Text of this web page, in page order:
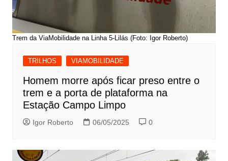
Trem da ViaMobilidade na Linha 5-Lilás (Foto: Igor Roberto)
TRILHOS VIAMOBILIDADE
Homem morre após ficar preso entre o
trem e a porta de plataforma na
Estação Campo Limpo
Igor Roberto 06/05/2025 0